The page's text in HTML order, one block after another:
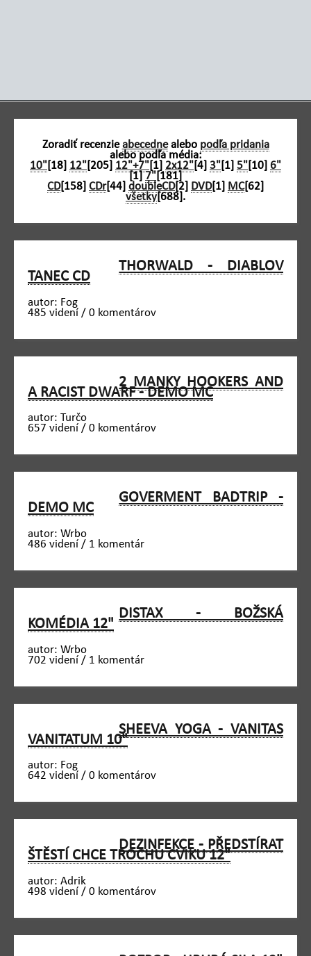
Zoradiť recenzieabecednealebo podľa pridania
alebo podľa média:
10" [18] 12" [205] 12"+7" [1] 2x12" [4] 3" [1] 5" [10] 6"
[1]7" [181]
CD[158] CDr[44] doubleCD[2] DVD[1] MC[62]
všetky[688].
THORWALD - DIABLOV
TANEC CD
autor: Fog
485 videní / 0 komentárov
2 MANKY HOOKERS AND
A RACIST DWARF - DEMO MC
autor: Turčo
657 videní / 0 komentárov
GOVERMENT BADTRIP -
DEMO MC
autor: Wrbo
486 videní / 1 komentár
DISTAX - BOŽSKÁ
KOMÉDIA 12"
autor: Wrbo
702 videní / 1 komentár
SHEEVA YOGA - VANITAS
VANITATUM 10"
autor: Fog
642 videní / 0 komentárov
DEZINFEKCE - PŘEDSTÍRAT
ŠTĚSTÍ CHCE TROCHU CVIKU 12"
autor: Adrik
498 videní / 0 komentárov